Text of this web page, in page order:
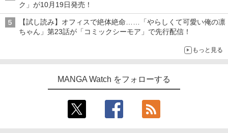
ク」が10月19日発売！
【試し読み】オフィスで絶体絶命……「やらしくて可愛い俺の凛
ちゃん」第23話が「コミックシーモア」で先行配信！
もっと見る
MANGA Watch をフォローする